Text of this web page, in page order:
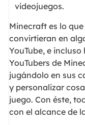
videojuegos.
Minecraft es lo
convirtieran en
YouTube, e
YouTubers de
jugándolo en sus
y personalizar
juego. Con éste,
con el alcance de